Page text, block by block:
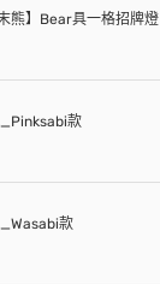
熊】Bear具一格招牌燈
款
款